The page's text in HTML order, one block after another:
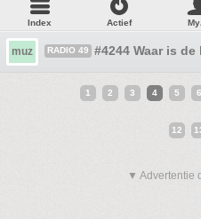
Index Actief
muz RADIO 49 #4244 Waar is
1 2 3 4 5 6
12
▼ Advertentie